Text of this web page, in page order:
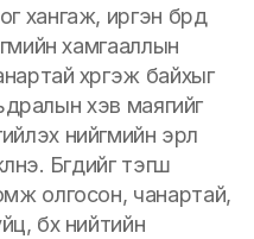
хангаж, иргэн бүрд
хамгааллын
хүргэж байхыг
хэв маягийг
нийгмийн эрүүл
Бүгдийг тэгш
олгосон, чанартай,
бүх нийтийн